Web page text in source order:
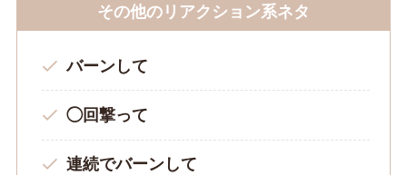
その他のリアクション系ネタ
バーンして
◯回撃って
連続でバーンして